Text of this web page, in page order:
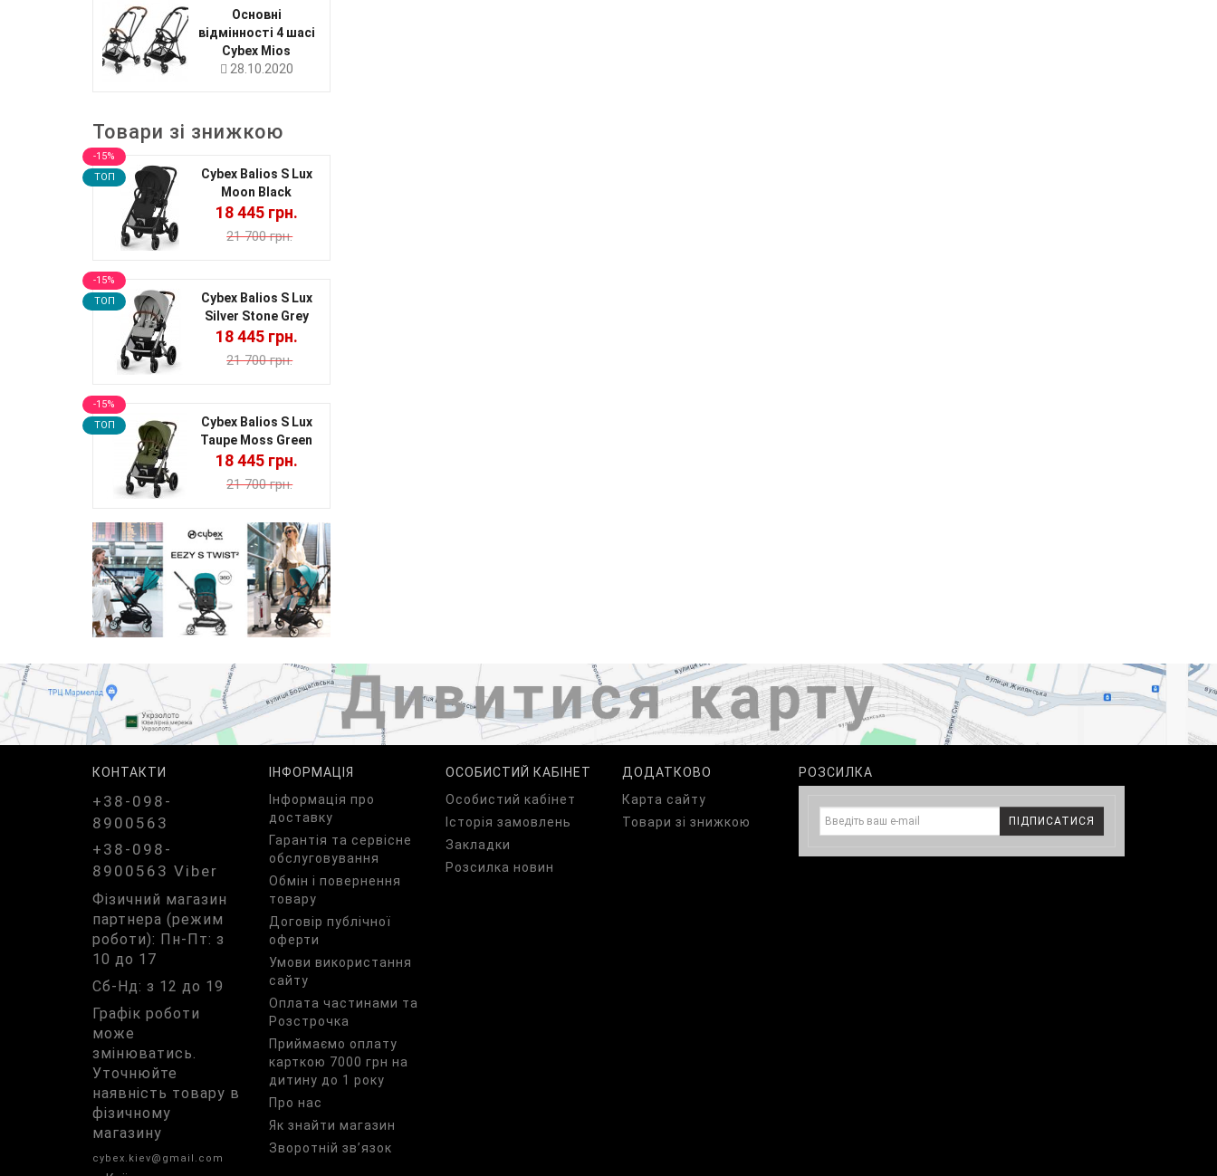
Основні
відмінності 4 шасі
Cybex Mios
28.10.2020
Товари зі знижкою
-15%
TOП
Cybex Balios S Lux
Moon Black
18 445 грн.
21 700 грн.
-15%
TOП
Cybex Balios S Lux
Silver Stone Grey
18 445 грн.
21 700 грн.
-15%
TOП
Cybex Balios S Lux
Taupe Moss Green
18 445 грн.
21 700 грн.
КОНТАКТИ
+38-098-
8900563
+38-098-
8900563 Viber
Фізичний магазин
партнера (режим
роботи): Пн-Пт: з
10 до 17
Сб-Нд: з 12 до 19
Графік роботи
може
змінюватись.
Уточнюйте
наявність товару в
фізичному
магазину
cybex.kiev@gmail.com
ІНФОРМАЦІЯ
Iнформація про
доставку
Гарантія та сервісне
обслуговування
Обмін і повернення
товару
Договір публічної
оферти
Умови використання
сайту
Оплата частинами та
Розстрочка
Приймаємо оплату
карткою 7000 грн на
дитину до 1 року
Про нас
Як знайти магазин
Зворотній зв’язок
ОСОБИСТИЙ КАБІНЕТ
Особистий кабінет
Історія замовлень
Закладки
Розсилка новин
ДОДАТКОВО
Карта сайту
Товари зі знижкою
РОЗСИЛКА
ПІДПИСАТИСЯ